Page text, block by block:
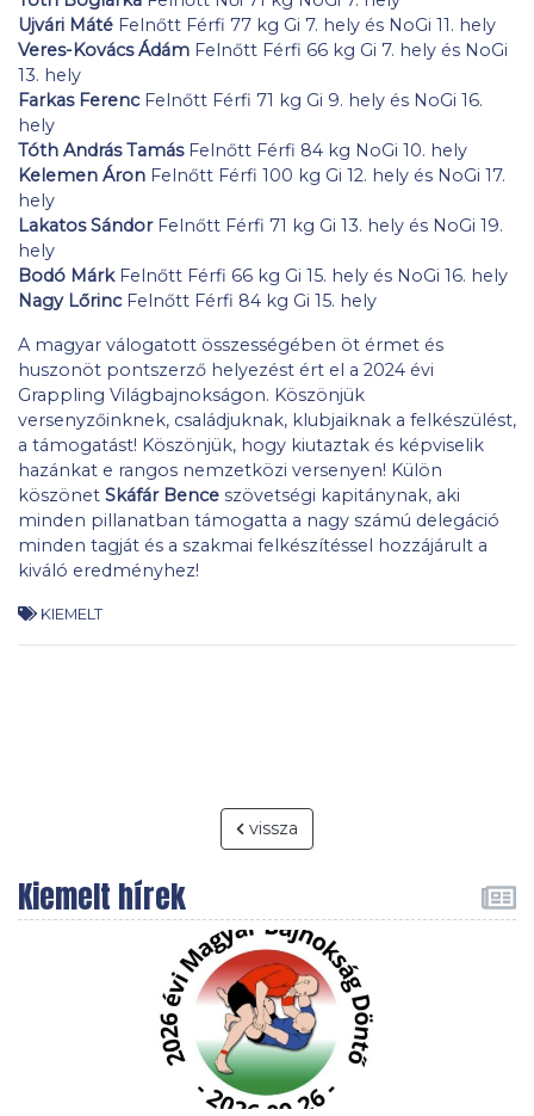
Ujvári Máté Felnőtt Férfi 77 kg Gi 7. hely és NoGi 11. hely
Veres-Kovács Ádám Felnőtt Férfi 66 kg Gi 7. hely és NoGi
13. hely
Farkas FerencFelnőtt Férfi 71 kg Gi 9. hely és NoGi 16.
hely
Tóth András TamásFelnőtt Férfi 84 kg NoGi 10. hely
Kelemen Áron Felnőtt Férfi 100 kg Gi 12. hely és NoGi 17.
hely
Lakatos SándorFelnőtt Férfi 71 kg Gi 13. hely és NoGi 19.
hely
Bodó MárkFelnőtt Férfi 66 kg Gi 15. hely és NoGi 16. hely
Nagy LőrincFelnőtt Férfi 84 kg Gi 15. hely
A magyar válogatott összességében öt érmet és
huszonöt pontszerző helyezést ért el a 2024 évi
Grappling Világbajnokságon. Köszönjük
versenyzőinknek, családjuknak, klubjaiknak a felkészülést,
a támogatást! Köszönjük, hogy kiutaztak és képviselik
hazánkat e rangos nemzetközi versenyen! Külön
köszönet Skáfár Bence szövetségi kapitánynak, aki
minden pillanatban támogatta a nagy számú delegáció
minden tagját és a szakmai felkészítéssel hozzájárult a
kiváló eredményhez!
KIEMELT
vissza
Kiemelt hírek